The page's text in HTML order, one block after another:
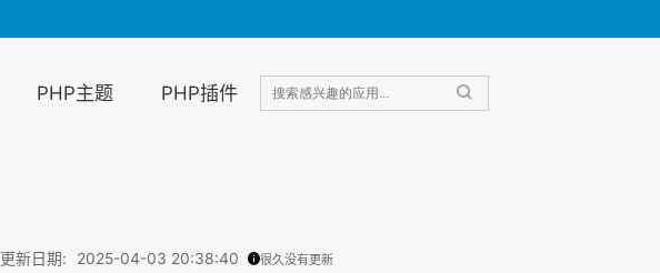
PHP主题 PHP插件
更新日期: 2025-04-03 20:38:40 很久没有更新